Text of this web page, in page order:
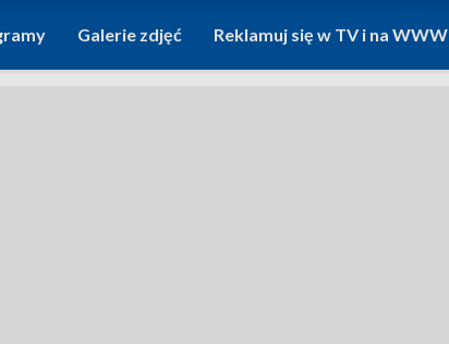
Galerie zdjęć Reklamuj się w TV i na WWW